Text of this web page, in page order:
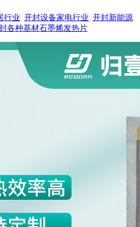
行业 开封设备家电行业 开封新能源
各种基材石墨烯发热片